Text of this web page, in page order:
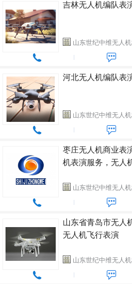
吉林无人机编队表
山东世纪中维无人
河北无人机编队表
山东世纪中维无人
枣庄无人机商业表
机表演服务，无人
山东世纪中维无人
山东省青岛市无人
无人机飞行表演
山东世纪中维无人